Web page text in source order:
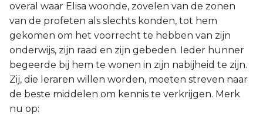
overal waar Elisa woonde, zovelen van de zonen
van de profeten als slechts konden, tot hem
gekomen om het voorrecht te hebben van zijn
onderwijs, zijn raad en zijn gebeden. Ieder hunner
begeerde bij hem te wonen in zijn nabijheid te zijn.
Zij, die leraren willen worden, moeten streven naar
de beste middelen om kennis te verkrijgen. Merk
nu op: